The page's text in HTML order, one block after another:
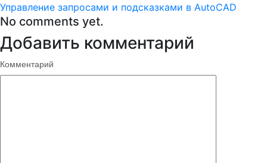
Управление запросами и подсказками в AutoCAD
No comments yet.
Добавить комментарий
Комментарий